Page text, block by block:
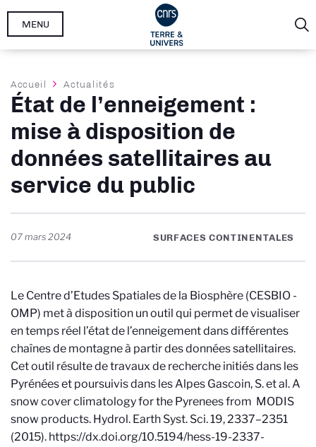
Aller
MENU
Fil
d'Ariane
Accueil Actualités
État de l’enneigement :
mise à disposition de
données satellitaires au
service du public
07 mars 2024 SURFACES CONTINENTALES
Le Centre d’Etudes Spatiales de la Biosphère (CESBIO -
OMP) met à disposition un outil qui permet de visualiser
en temps réel l’état de l’enneigement dans différentes
chaînes de montagne à partir des données satellitaires.
Cet outil résulte de travaux de recherche initiés dans les
Pyrénées et poursuivis dans les Alpes Gascoin, S. et al. A
snow cover climatology for the Pyrenees from MODIS
snow products. Hydrol. Earth Syst. Sci. 19, 2337–2351
(2015). https://dx.doi.org/10.5194/hess-19-2337-